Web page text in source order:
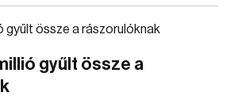
gyűlt össze a